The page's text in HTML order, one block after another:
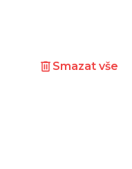
Smazat vše